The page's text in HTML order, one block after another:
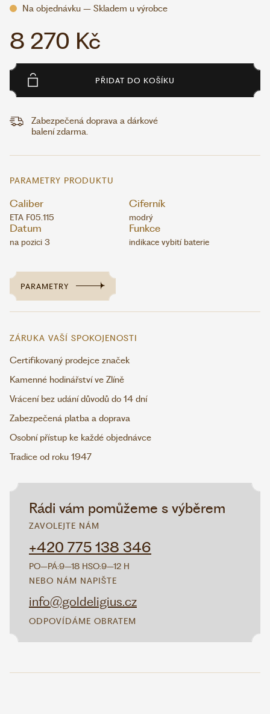
Rádi vám pomůžeme s výběrem
ZAVOLEJTE NÁM
+420 775 138 346
PO–PÁ:9–18 HSO:9–12 H
NEBO NÁM NAPIŠTE
info@goldeligius.cz
ODPOVÍDÁME OBRATEM
Na objednávku – Skladem u výrobce
8 270 Kč
PŘIDAT DO KOŠÍKU
Zabezpečená doprava a dárkové
balení zdarma.
PARAMETRY PRODUKTU
Caliber
ETA F05.115
Ciferník
modrý
Datum
na pozici 3
Funkce
indikace vybití baterie
PARAMETRY
ZÁRUKA VAŠÍ SPOKOJENOSTI
Certifikovaný prodejce značek
Kamenné hodinářství ve Zlíně
Vrácení bez udání důvodů do 14 dní
Zabezpečená platba a doprava
Osobní přístup ke každé objednávce
Tradice od roku 1947